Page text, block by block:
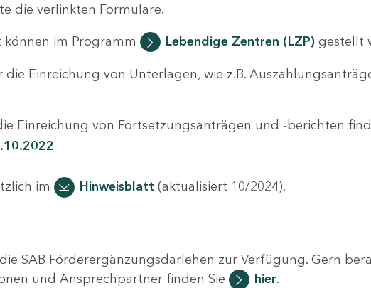
die verlinkten Formulare.
im Programm Lebendige Zentren (LZP)gestellt
Einreichung von Unterlagen, wie z.B.
Einreichung von Fortsetzungsanträgen und -berichten
im Hinweisblatt (aktualisiert 10/2024).
SAB Förderergänzungsdarlehen zur Verfügung. Gern
und Ansprechpartner finden Sie
hier.